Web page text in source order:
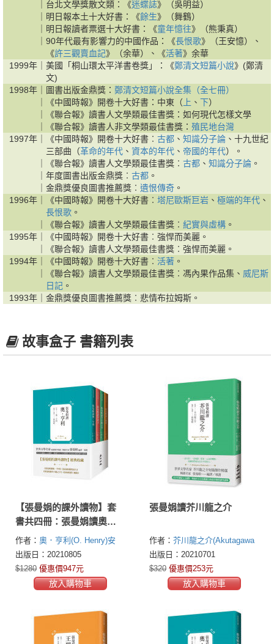
台北文學獎散文類：《迷蝶誌》（吳明益）
明日報本土十大好書：《餘生》（舞鶴）
明日報讀者票選十大好書：《童年憶往》（熊秉真）
90年代最有影響力的中國作品：《長恨歌》（王安憶）、
《許三觀賣血記》（余華）、《活著》余華
1999年｜ 美國「桐山環太平洋書卷獎」：《鄭清文短篇小說》(鄭清
文)
1998年｜
圖書出版金鼎獎： 鄭清文短篇小說全集（全七冊）
《中國時報》開卷十大好書：中東（ 上 、 下）
《聯合報》讀書人文學類最佳書獎：如何現代怎樣文學
《聯合報》讀書人非文學類最佳書獎： 殖民地台灣
1997年｜
《中國時報》開卷十大好書︰ 古都 、 知識分子論 、十九世紀
三部曲（革命的年代 、 資本的年代 、 帝國的年代）。
《聯合報》讀書人文學類最佳書獎︰ 古都 、 知識分子論 。
年度圖書出版金鼎獎︰ 古都 。
金鼎獎優良圖書推薦獎︰ 遺恨傳奇 。
1996年｜
《中國時報》開卷十大好書︰ 塔尼歐斯巨岩 、 極端的年代 、
長恨歌 。
《聯合報》讀書人文學類最佳書獎︰ 紀實與虛構 。
1995年｜
《中國時報》開卷十大好書︰強悍而美麗。
《聯合報》讀書人文學類最佳書獎︰強悍而美麗。
1994年｜
《中國時報》開卷十大好書︰ 活著 。
《聯合報》讀書人文學類最佳書獎︰馮內果作品集、 威尼斯
日記 。
1993年｜ 金鼎獎優良圖書推薦獎︰悲情布拉姆斯。
故事盒子 書籍列表
【張曼娟的課外讀物】套
書共四冊：張曼娟讀奧‧
亨利，契訶夫，芥川龍之
介，王爾德
作者： 奧．亨利(O. Henry)安
東．巴甫洛維奇．契訶夫
(Антон Павлович
Чехов,1860-1904)芥川龍之介
(Akutagawa Ryūnosuke)奧斯
出版日：20210805
$1280 優惠價947元
放入購物車
張曼娟讀芥川龍之介
作者： 芥川龍之介(Akutagawa
Ryūnosuke)張曼娟
出版日：20210701
$320 優惠價253元
放入購物車